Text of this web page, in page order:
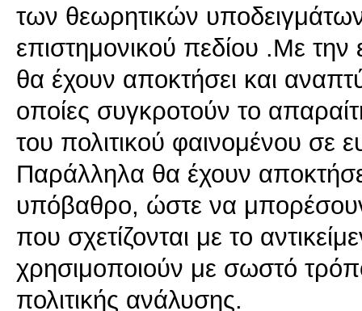
των θεωρητικών
επιστημονικού πεδίου .Με
θα έχουν αποκτήσει και
οποίες συγκροτούν το
του πολιτικού φαινομένου σε
Παράλληλα θα έχουν
υπόβαθρο, ώστε να μπορέσουν
που σχετίζονται με το
χρησιμοποιούν με σωστό